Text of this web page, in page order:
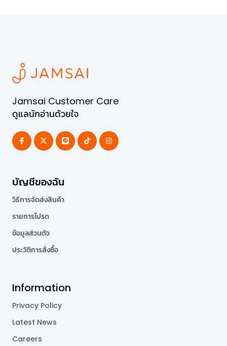
Jamsai Customer Care
ดูแลนักอ่านด้วยใจ
บัญชีของฉัน
วิธีการจัดส่งสินค้า
รายการโปรด
ข้อมูลส่วนตัว
ประวัติการสั่งซื้อ
Information
Privacy Policy
Latest News
Careers